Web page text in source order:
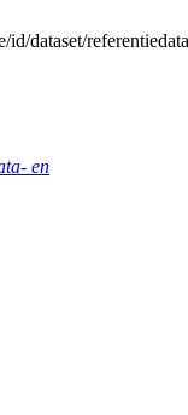
id/dataset/
en